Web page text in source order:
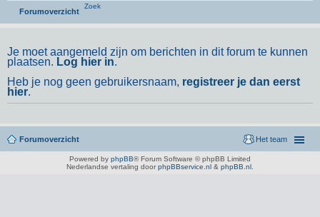
Forumoverzicht
Zoek
Je moet aangemeld zijn om berichten in dit forum te kunnen
plaatsen. Log hier in.
Heb je nog geen gebruikersnaam, registreer je dan eerst
hier.
Forumoverzicht Het team
Powered by phpBB® Forum Software © phpBB Limited
Nederlandse vertaling door phpBBservice.nl & phpBB.nl